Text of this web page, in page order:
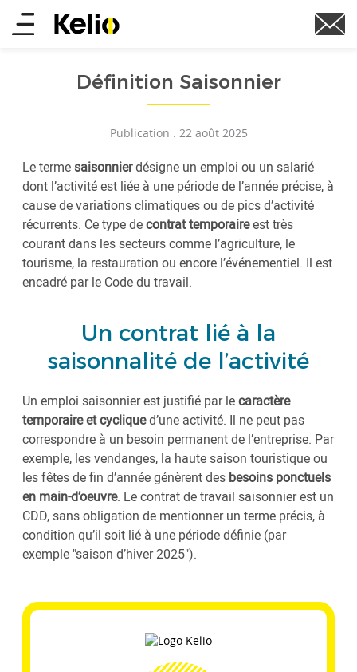
Aller
auMain
Définition Saisonnier
Publication : 22 août 2025
Le terme saisonnierdésigne un emploi ou un salarié
dont l’activité est liée à une période de l’année précise, à
cause de variations climatiques ou de pics d’activité
récurrents. Ce type decontrat temporaireest très
courant dans les secteurs comme l’agriculture, le
tourisme, la restauration ou encore l’événementiel. Il est
encadré par le Code du travail.
Un contrat lié à la
saisonnalité de l’activité
Un emploi saisonnier est justifié par lecaractère
temporaire et cycliqued’une activité. Il ne peut pas
correspondre à un besoin permanent de l’entreprise. Par
exemple, les vendanges, la haute saison touristique ou
les fêtes de fin d’année génèrent des besoins ponctuels
en main-d’oeuvre. Le contrat de travail saisonnier est un
CDD, sans obligation de mentionner un terme précis, à
condition qu’il soit lié à une période définie (par
exemple "saison d’hiver 2025").